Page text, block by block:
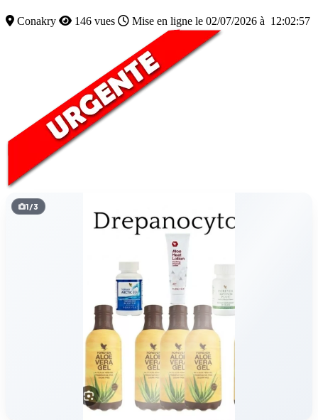
Conakry 146 vues Mise en ligne le 02/07/2026 à 12:02:57
1/3